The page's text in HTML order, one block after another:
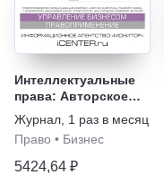
Интеллектуальные
права: Авторское
право. Патентное
право. Товарные
знаки
Журнал 1 раз в месяц
Право • Бизнес
5424,64 ₽